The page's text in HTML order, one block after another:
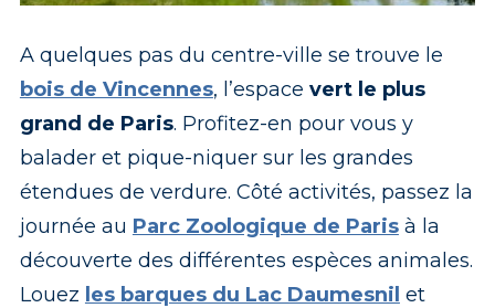
Temple de l’Amour du lac Daumesnil au bois de Vincennes
Marne Bois Tourisme
A quelques pas du centre-ville se trouve le
bois de Vincennes, l’espace vert le plus
grand de Paris. Profitez-en pour vous y
balader et pique-niquer sur les grandes
étendues de verdure. Côté activités, passez la
journée au Parc Zoologique de Parisà la
découverte des différentes espèces animales.
Louez les barques du Lac Daumesnil et